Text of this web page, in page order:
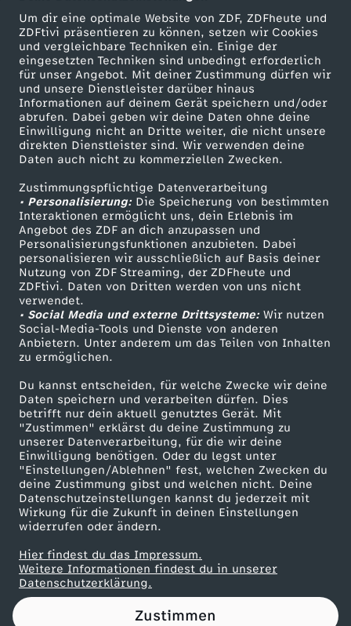
Um dir eine optimale Website von ZDF, ZDFheute und
ZDFtivi präsentieren zu können, setzen wir Cookies
und vergleichbare Techniken ein. Einige der
eingesetzten Techniken sind unbedingt erforderlich
für unser Angebot. Mit deiner Zustimmung dürfen wir
und unsere Dienstleister darüber hinaus
Informationen auf deinem Gerät speichern und/oder
abrufen. Dabei geben wir deine Daten ohne deine
Einwilligung nicht an Dritte weiter, die nicht unsere
direkten Dienstleister sind. Wir verwenden deine
Daten auch nicht zu kommerziellen Zwecken.
Zustimmungspflichtige Datenverarbeitung
• Personalisierung:Die Speicherung von bestimmten
Interaktionen ermöglicht uns, dein Erlebnis im
Angebot des ZDF an dich anzupassen und
Personalisierungsfunktionen anzubieten. Dabei
personalisieren wir ausschließlich auf Basis deiner
Nutzung von ZDF Streaming, der ZDFheute und
ZDFtivi. Daten von Dritten werden von uns nicht
verwendet.
• Social Media und externe Drittsysteme:Wir nutzen
Social-Media-Tools und Dienste von anderen
Anbietern. Unter anderem um das Teilen von Inhalten
zu ermöglichen.
Du kannst entscheiden, für welche Zwecke wir deine
Daten speichern und verarbeiten dürfen. Dies
betrifft nur dein aktuell genutztes Gerät. Mit
"Zustimmen" erklärst du deine Zustimmung zu
unserer Datenverarbeitung, für die wir deine
Einwilligung benötigen. Oder du legst unter
"Einstellungen/Ablehnen" fest, welchen Zwecken du
deine Zustimmung gibst und welchen nicht. Deine
Datenschutzeinstellungen kannst du jederzeit mit
Wirkung für die Zukunft in deinen Einstellungen
widerrufen oder ändern.
Hier findest du das Impressum.
Weitere Informationen findest du in unserer
Datenschutzerklärung.
Zustimmen
h
-
p
h
o
e
n
i
x
t
a
g
e
s
g
e
Mehr ZDF
ZDF-Apps
Smart TV
ZDFtext
Livestreams
Sendungen A-Z
TV-Programm
Service
ZDFmitreden
Kontakt zum ZDF
Tickets
Zuschauerservice
Hilfe
ZDF Unternehmen
Karriere
ZDF goes Schule
Werbefernsehen
Mainzelmännchen
Partner